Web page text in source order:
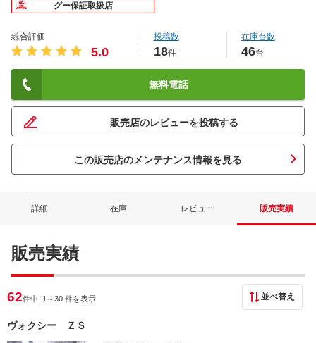
グー保証取扱店
総合評価
5.0
投稿数
18件
在庫台数
46台
無料電話
販売店のレビューを投稿する
この販売店のメンテナンス情報を見る
詳細 在庫 レビュー 販売実績
販売実績
62件中 1 ～30 件を表示 並べ替え
ヴォクシー ＺＳ